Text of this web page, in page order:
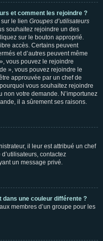
et comment les rejoindre ?
le lien Groupes d’utilisateurs
souhaitez rejoindre un des
sur le bouton approprié.
accès. Certains peuvent
et d’autres peuvent même
vous pouvez le rejoindre
», vous pouvez rejoindre le
approuvée par un chef de
vous souhaitez rejoindre
non votre demande. N’importunez
il a sûrement ses raisons.
il leur est attribué un chef
contactez
un message privé.
une couleur différente ?
membres d’un groupe pour les